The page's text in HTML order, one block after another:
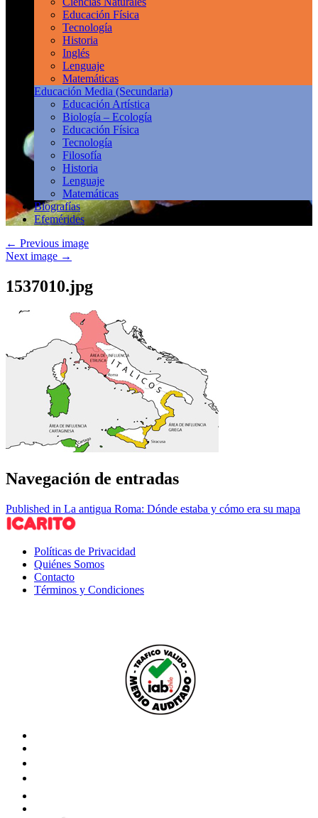
Educación Física
Tecnología
Historia
Inglés
Lenguaje
Matemáticas
Educación Media (Secundaria)
Educación Artística
Biología – Ecología
Educación Física
Tecnología
Filosofía
Historia
Lenguaje
Matemáticas
Biografías
Efemérides
← Previous image
Next image →
1537010.jpg
Navegación de entradas
Published in La antigua Roma: Dónde estaba y cómo era su mapa
Políticas de Privacidad
Quiénes Somos
Contacto
Términos y Condiciones